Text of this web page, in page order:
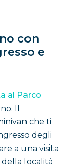
con
e
al Parco
Il
che ti
degli
a una visita
località